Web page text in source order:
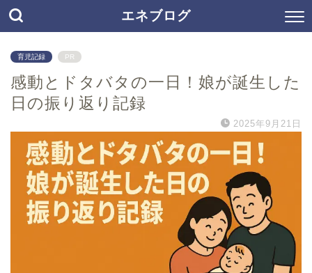
エネブログ
育児記録 PR
感動とドタバタの一日！娘が誕生した
日の振り返り記録
2025年9月21日